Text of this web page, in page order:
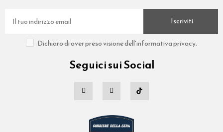
Iscriviti
Dichiaro di aver preso visione dell'informativa privacy.
Seguici sui Social